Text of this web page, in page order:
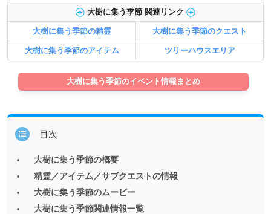
大樹に集う季節 関連リンク
大樹に集う季節の精霊 大樹に集う季節のクエスト
大樹に集う季節のアイテム ツリーハウスエリア
大樹に集う季節のイベント情報まとめ
目次
大樹に集う季節の概要
精霊／アイテム／サブクエストの情報
大樹に集う季節のムービー
大樹に集う季節関連情報一覧